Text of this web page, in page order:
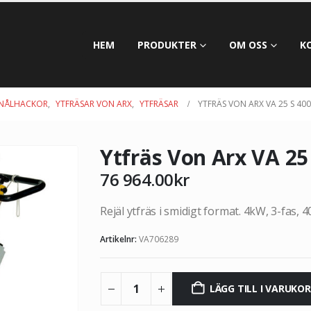
HEM PRODUKTER OM OSS
, YTFRÄSAR VON ARX, YTFRÄSAR YTFRÄS VON ARX VA 25 S
Ytfräs Von Arx VA 25
76 964.00kr
Rejäl ytfräs i smidigt format. 4kW,3-fas,
Artikelnr: VA706289
LÄGG TILL I